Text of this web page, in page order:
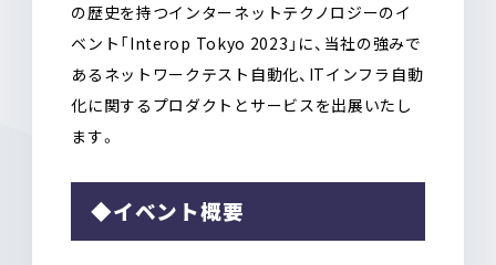
の歴史を持つインターネットテクノロジーのイ
ベント「Interop Tokyo 2023」に、当社の強みで
あるネットワークテスト自動化、ITインフラ自動
化に関するプロダクトとサービスを出展いたし
ます。
◆イベント概要